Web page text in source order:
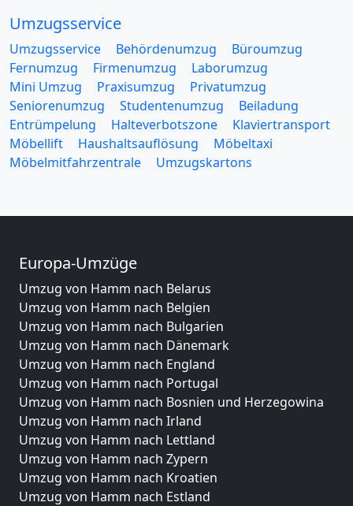
Umzugsservice
Umzugsservice Behördenumzug
Büroumzug
Fernumzug
Firmenumzug
Laborumzug
Mini Umzug
Praxisumzug
Privatumzug
Seniorenumzug
Studentenumzug
Beiladung
Entrümpelung
Halteverbotszone
Klaviertransport
Möbellift
Haushaltsauflösung
Möbeltaxi
Möbelmitfahrzentrale
Umzugskartons
Europa-Umzüge
Umzug von Hamm nach Belarus
Umzug von Hamm nach Belgien
Umzug von Hamm nach Bulgarien
Umzug von Hamm nach Dänemark
Umzug von Hamm nach England
Umzug von Hamm nach Portugal
Umzug von Hamm nach Bosnien und Herzegowina
Umzug von Hamm nach Irland
Umzug von Hamm nach Lettland
Umzug von Hamm nach Zypern
Umzug von Hamm nach Kroatien
Umzug von Hamm nach Estland